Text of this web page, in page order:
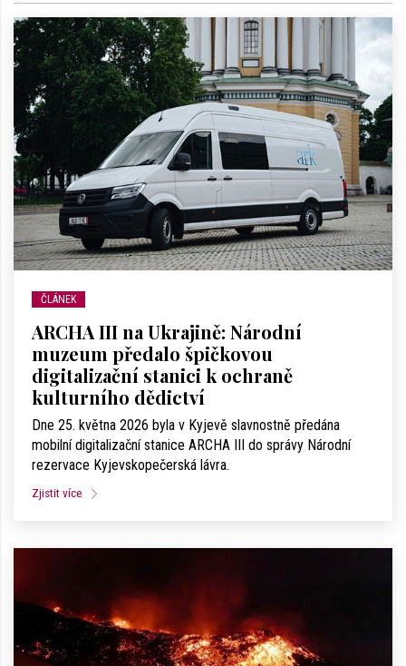
ČLÁNEK
ARCHA III na Ukrajině: Národní
muzeum předalo špičkovou
digitalizační stanici k ochraně
kulturního dědictví
Dne 25. května 2026 byla v Kyjevě slavnostně předána
mobilní digitalizační stanice ARCHA III do správy Národní
rezervace Kyjevskopečerská lávra.
Zjistit více